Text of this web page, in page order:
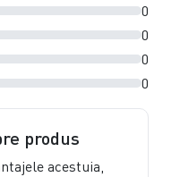
0
0
0
0
produs
acestuia,